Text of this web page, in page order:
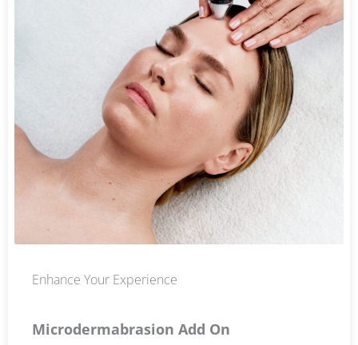
Enhance Your Experience
Microdermabrasion Add On